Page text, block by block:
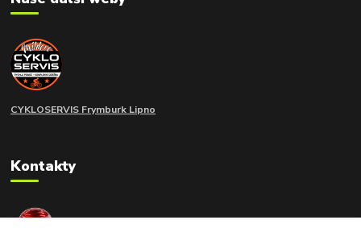
CYKLOSERVIS Frymburk Lipno
Kontakty
extramoto STAFF